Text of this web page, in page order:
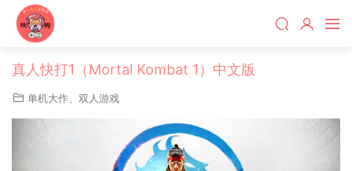
真人快打1（Mortal Kombat 1）中文版
单机大作 双人游戏